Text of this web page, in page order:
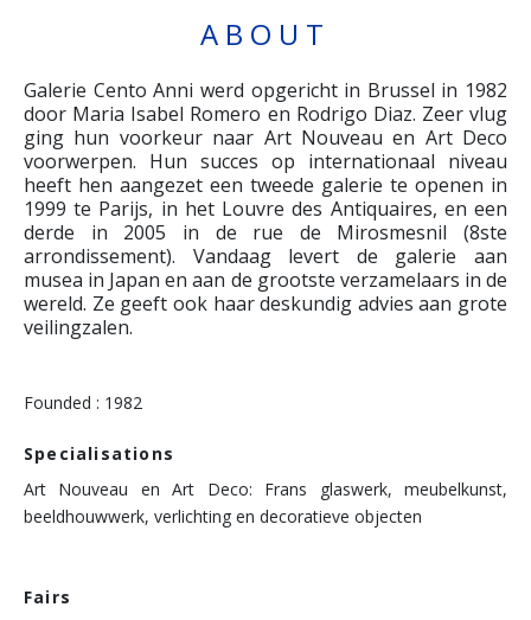
ABOUT
Galerie Cento Anni werd opgericht in Brussel in 1982
door Maria Isabel Romero en Rodrigo Diaz. Zeer vlug
ging hun voorkeur naar Art Nouveau en Art Deco
voorwerpen. Hun succes op internationaal niveau
heeft hen aangezet een tweede galerie te openen in
1999 te Parijs, in het Louvre des Antiquaires, en een
derde in 2005 in de rue de Mirosmesnil (8ste
arrondissement). Vandaag levert de galerie aan
musea in Japan en aan de grootste verzamelaars in de
wereld. Ze geeft ook haar deskundig advies aan grote
veilingzalen.
Founded : 1982
Specialisations
Art Nouveau en Art Deco: Frans glaswerk, meubelkunst,
beeldhouwwerk, verlichting en decoratieve objecten
Fairs